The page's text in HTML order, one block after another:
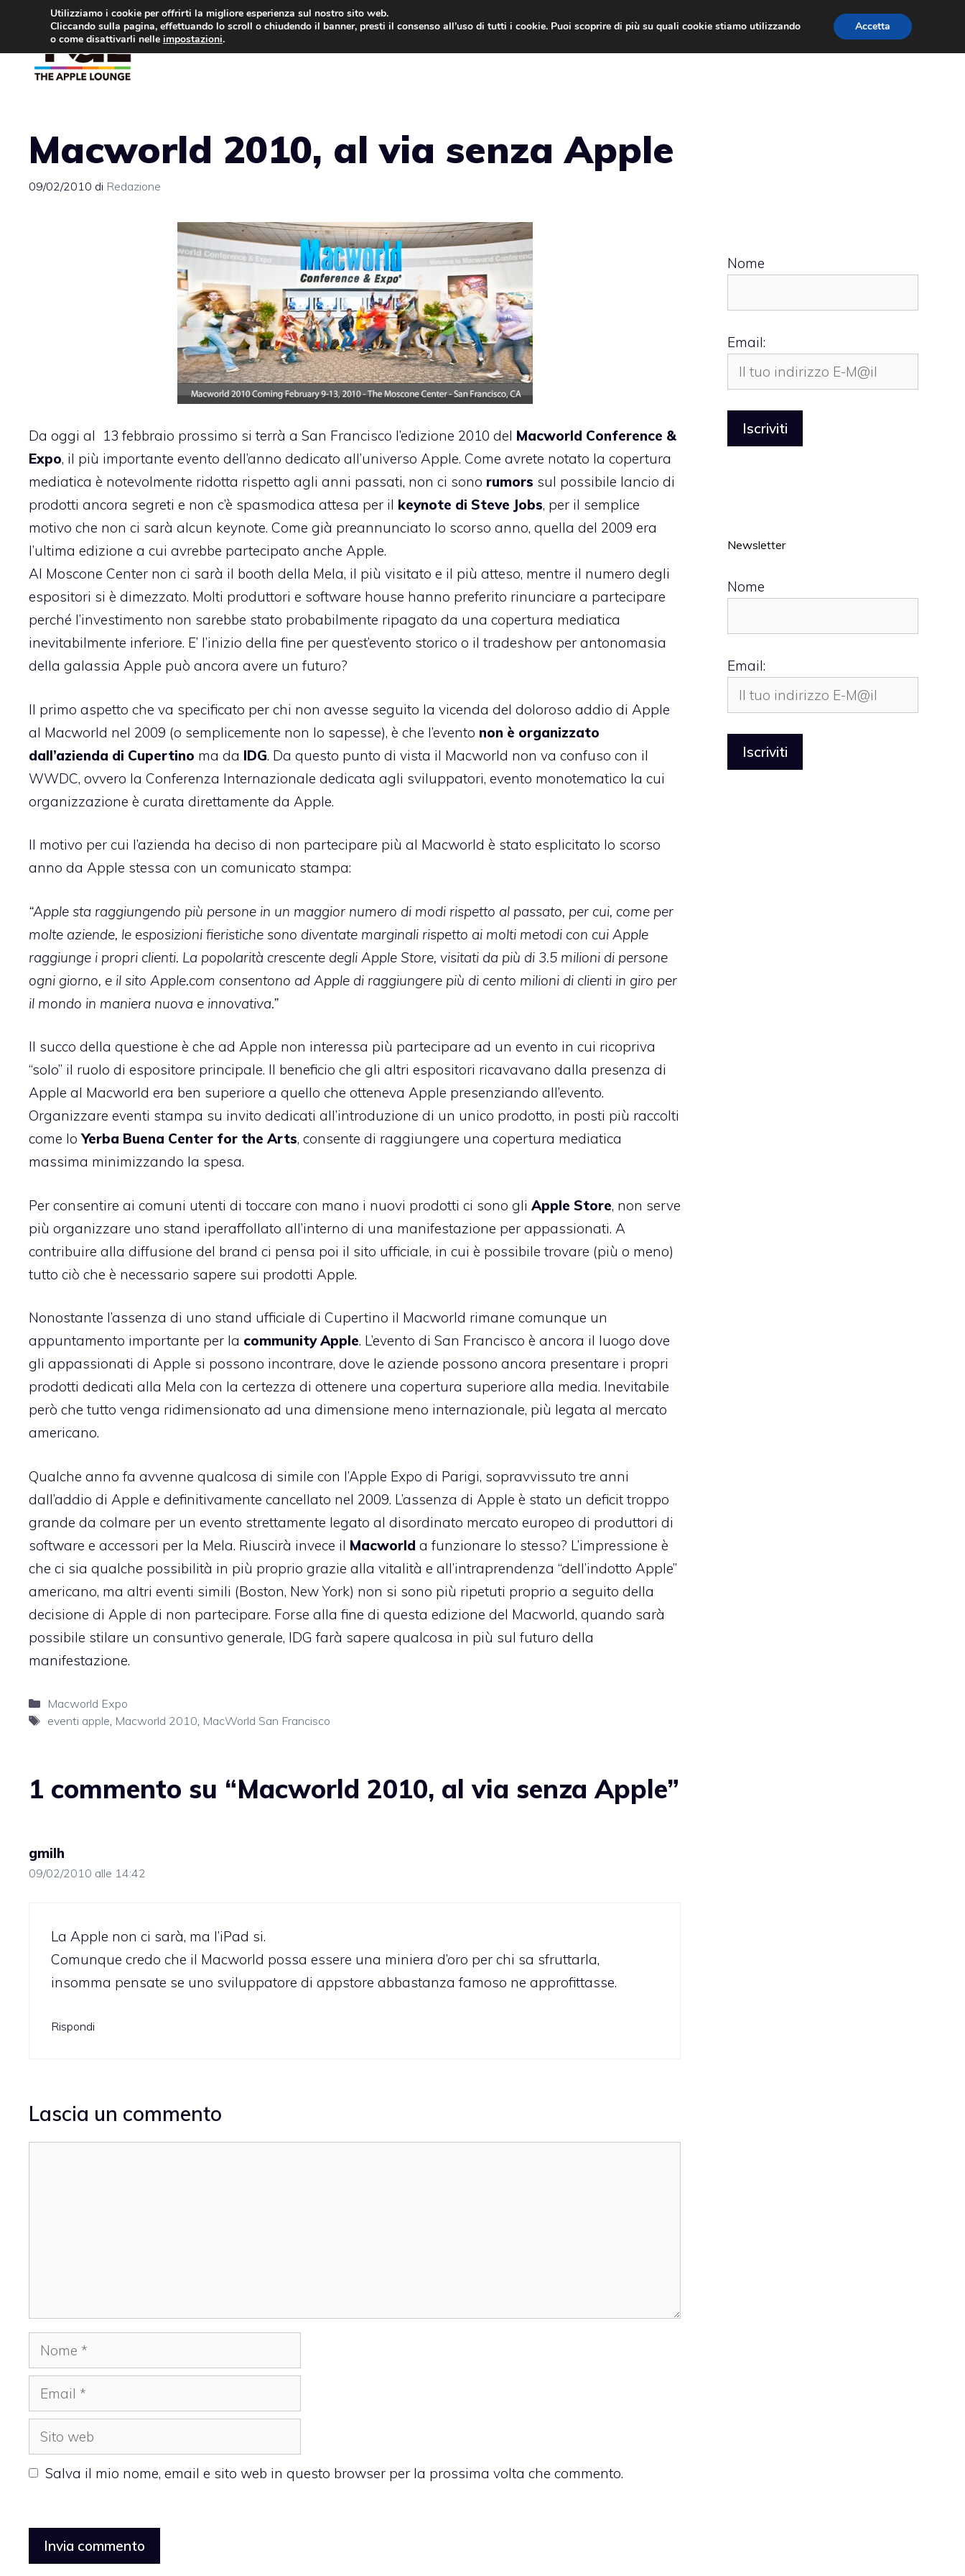
contenuto
Macworld 2010, al via senza Apple
09/02/2010 di Redazione
Da oggi al 13 febbraio prossimo si terrà a San Francisco l’edizione 2010 del Macworld Conference &
Expo, il più importante evento dell’anno dedicato all’universo Apple. Come avrete notato la copertura
mediatica è notevolmente ridotta rispetto agli anni passati, non ci sono rumors sul possibile lancio di
prodotti ancora segreti e non c’è spasmodica attesa per il keynote di Steve Jobs, per il semplice
motivo che non ci sarà alcun keynote. Come già preannunciato lo scorso anno, quella del 2009 era
l’ultima edizione a cui avrebbe partecipato anche Apple.
Al Moscone Center non ci sarà il booth della Mela, il più visitato e il più atteso, mentre il numero degli
espositori si è dimezzato. Molti produttori e software house hanno preferito rinunciare a partecipare
perché l’investimento non sarebbe stato probabilmente ripagato da una copertura mediatica
inevitabilmente inferiore. E’ l’inizio della fine per quest’evento storico o il tradeshow per antonomasia
della galassia Apple può ancora avere un futuro?
Il primo aspetto che va specificato per chi non avesse seguito la vicenda del doloroso addio di Apple
al Macworld nel 2009 (o semplicemente non lo sapesse), è che l’evento non è organizzato
dall’azienda di Cupertino ma da IDG. Da questo punto di vista il Macworld non va confuso con il
WWDC, ovvero la Conferenza Internazionale dedicata agli sviluppatori, evento monotematico la cui
organizzazione è curata direttamente da Apple.
Il motivo per cui l’azienda ha deciso di non partecipare più al Macworld è stato esplicitato lo scorso
anno da Apple stessa con un comunicato stampa:
“Apple sta raggiungendo più persone in un maggior numero di modi rispetto al passato, per cui, come per
molte aziende, le esposizioni fieristiche sono diventate marginali rispetto ai molti metodi con cui Apple
raggiunge i propri clienti. La popolarità crescente degli Apple Store, visitati da più di 3.5 milioni di persone
ogni giorno, e il sito Apple.com consentono ad Apple di raggiungere più di cento milioni di clienti in giro per
il mondo in maniera nuova e innovativa.”
Il succo della questione è che ad Apple non interessa più partecipare ad un evento in cui ricopriva
“solo” il ruolo di espositore principale. Il beneficio che gli altri espositori ricavavano dalla presenza di
Apple al Macworld era ben superiore a quello che otteneva Apple presenziando all’evento.
Organizzare eventi stampa su invito dedicati all’introduzione di un unico prodotto, in posti più raccolti
come loYerba Buena Center for the Arts, consente di raggiungere una copertura mediatica
massima minimizzando la spesa.
Per consentire ai comuni utenti di toccare con mano i nuovi prodotti ci sono gli Apple Store, non serve
più organizzare uno stand iperaffollato all’interno di una manifestazione per appassionati. A
contribuire alla diffusione del brand ci pensa poi il sito ufficiale, in cui è possibile trovare (più o meno)
tutto ciò che è necessario sapere sui prodotti Apple.
Nonostante l’assenza di uno stand ufficiale di Cupertino il Macworld rimane comunque un
appuntamento importante per la community Apple. L’evento di San Francisco è ancora il luogo dove
gli appassionati di Apple si possono incontrare, dove le aziende possono ancora presentare i propri
prodotti dedicati alla Mela con la certezza di ottenere una copertura superiore alla media. Inevitabile
però che tutto venga ridimensionato ad una dimensione meno internazionale, più legata al mercato
americano.
Qualche anno fa avvenne qualcosa di simile con l’Apple Expo di Parigi, sopravvissuto tre anni
dall’addio di Apple e definitivamente cancellato nel 2009. L’assenza di Apple è stato un deficit troppo
grande da colmare per un evento strettamente legato al disordinato mercato europeo di produttori di
software e accessori per la Mela. Riuscirà invece il Macworld a funzionare lo stesso? L’impressione è
che ci sia qualche possibilità in più proprio grazie alla vitalità e all’intraprendenza “dell’indotto Apple”
americano, ma altri eventi simili (Boston, New York) non si sono più ripetuti proprio a seguito della
decisione di Apple di non partecipare. Forse alla fine di questa edizione del Macworld, quando sarà
possibile stilare un consuntivo generale, IDG farà sapere qualcosa in più sul futuro della
manifestazione.
Categorie
Macworld Expo
Tag
eventi apple, Macworld 2010, MacWorld San Francisco
1 commento su “Macworld 2010, al via senza Apple”
gmilh
09/02/2010 alle 14:42
La Apple non ci sarà, ma l’iPad si.
Comunque credo che il Macworld possa essere una miniera d’oro per chi sa sfruttarla,
insomma pensate se uno sviluppatore di appstore abbastanza famoso ne approfittasse.
Rispondi
Lascia un commento
Nome
Email
Sito
web
Salva il mio nome, email e sito web in questo browser per la prossima volta che commento.
Nome
Email:
Newsletter
Nome
Email:
Utilizziamo i cookie per offrirti la migliore esperienza sul nostro sito web.
Cliccando sulla pagina, effettuando lo scroll o chiudendo il banner, presti il consenso all’uso di tutti i cookie. Puoi scoprire di più su quali cookie stiamo utilizzando
o come disattivarli nelle impostazioni.
Accetta